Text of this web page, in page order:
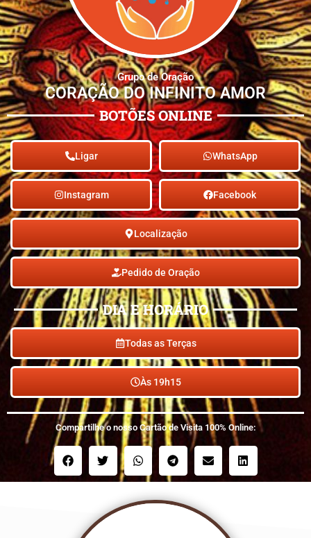
Grupo de Oração
CORAÇÃO DO INFINITO AMOR
BOTÕES ONLINE
Ligar WhatsApp
Instagram Facebook
Localização
Pedido de Oração
DIA E HORÁRIO
Todas as Terças
Às 19h15
Compartilhe o nosso Cartão de Visita 100% Online: